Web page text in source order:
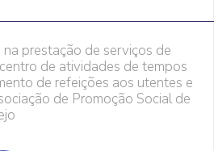
prestação de serviços de
de atividades de tempos
de refeições aos utentes e
de Promoção Social de